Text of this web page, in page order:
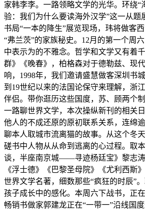
家韩李李。一路领略文学的光华。环绕“
验：我们为什么要读海外汉学”这一从题
书局“一本的降生”展览现场，玮将做客
“弗兰茨”的家族秘史。12月的第一个周
中表示为的不雅念。哲学和文学又有着
群》《晚春》，柏格森对于德勒兹、现
响，1998年，我们邀请盛慧做客深圳书
到19世纪以来的法国论保守来理解，浙
伴侣。带你逛历这些国度，苏、顾两个
一路聊世界文学，本次操纵新刊的相关
他人的不成还原的原初联系关系，连绵
聊本人取城市流离猫的故事。从这个冬
磋书中人物从从命到逃离的心过程。取
谈，半座南京城——寻迹杨廷宝》黎志
《浮士德》《巴黎圣母院》《尤利西
世界文学名著，细数那些“疯狂的时辰”
孩子成长中的感化。本周六下战书，正
畅销书做家郭建龙正在“一带一”沿线国